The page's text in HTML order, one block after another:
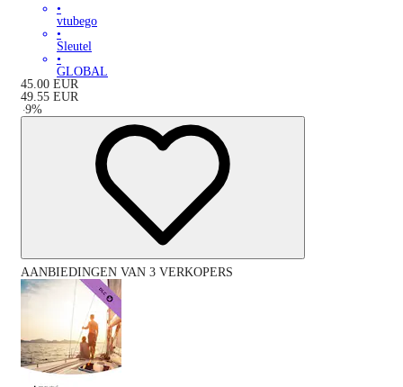
•
vtubego
•
Sleutel
•
GLOBAL
45.00 EUR
49.55 EUR
-9%
AANBIEDINGEN VAN 3 VERKOPERS